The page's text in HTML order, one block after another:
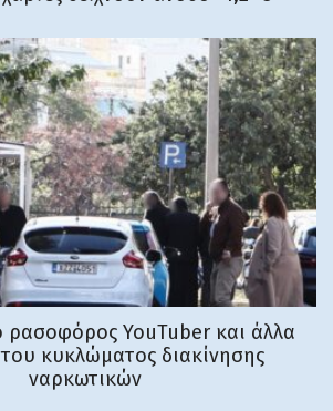
ρασοφόρος YouTuber και άλλα
κυκλώματος διακίνησης
ναρκωτικών